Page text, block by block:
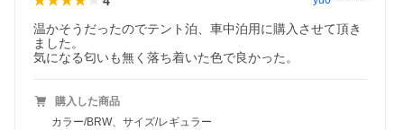
カテゴリ一覧
温かそうだったのでテント泊、車中泊用に購入させて頂き
ました。
購入した商品
カラー/BRW、サイズ/レギュラー